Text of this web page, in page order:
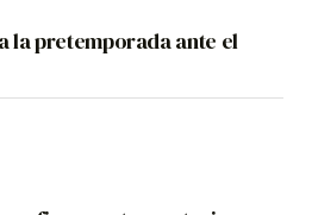
la pretemporada ante el